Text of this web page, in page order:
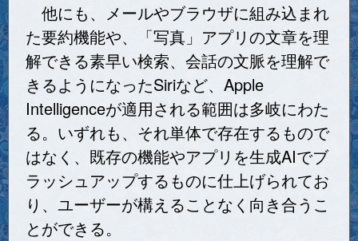
他にも、メールやブラウザに組み込まれ
た要約機能や、「写真」アプリの文章を理
解できる素早い検索、会話の文脈を理解で
きるようになったSiriなど、Apple
Intelligenceが適用される範囲は多岐にわた
る。いずれも、それ単体で存在するもので
はなく、既存の機能やアプリを生成AIでブ
ラッシュアップするものに仕上げられてお
り、ユーザーが構えることなく向き合うこ
とができる。